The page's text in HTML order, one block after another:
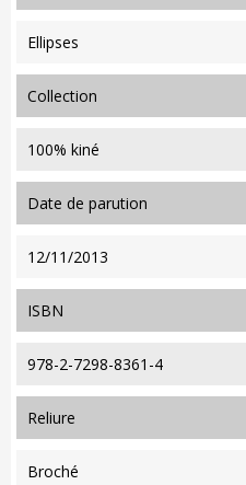
Ellipses
collection
100% kiné
date de parution
12/11/2013
ISBN
978-2-7298-8361-4
reliure
Broché